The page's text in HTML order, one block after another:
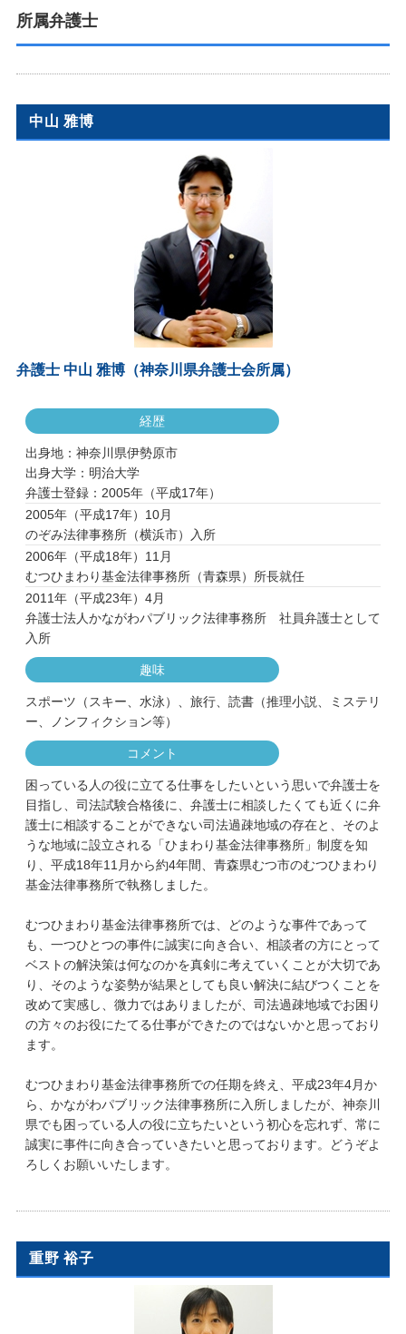
所属弁護士
中山 雅博
弁護士 中山 雅博（神奈川県弁護士会所属）
経歴
出身地：神奈川県伊勢原市
出身大学：明治大学
弁護士登録：2005年（平成17年）
2005年（平成17年）10月
のぞみ法律事務所（横浜市）入所
2006年（平成18年）11月
むつひまわり基金法律事務所（青森県）所長就任
2011年（平成23年）4月
弁護士法人かながわパブリック法律事務所 社員弁護士として
入所
趣味
スポーツ（スキー、水泳）、旅行、読書（推理小説、ミステリ
ー、ノンフィクション等）
コメント
困っている人の役に立てる仕事をしたいという思いで弁護士を
目指し、司法試験合格後に、弁護士に相談したくても近くに弁
護士に相談することができない司法過疎地域の存在と、そのよ
うな地域に設立される「ひまわり基金法律事務所」制度を知
り、平成18年11月から約4年間、青森県むつ市のむつひまわり
基金法律事務所で執務しました。
むつひまわり基金法律事務所では、どのような事件であって
も、一つひとつの事件に誠実に向き合い、相談者の方にとって
ベストの解決策は何なのかを真剣に考えていくことが大切であ
り、そのような姿勢が結果としても良い解決に結びつくことを
改めて実感し、微力ではありましたが、司法過疎地域でお困り
の方々のお役にたてる仕事ができたのではないかと思っており
ます。
むつひまわり基金法律事務所での任期を終え、平成23年4月か
ら、かながわパブリック法律事務所に入所しましたが、神奈川
県でも困っている人の役に立ちたいという初心を忘れず、常に
誠実に事件に向き合っていきたいと思っております。どうぞよ
ろしくお願いいたします。
重野 裕子